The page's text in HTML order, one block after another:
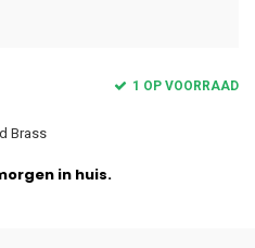
1 OP VOORRAAD
Brass
in huis.